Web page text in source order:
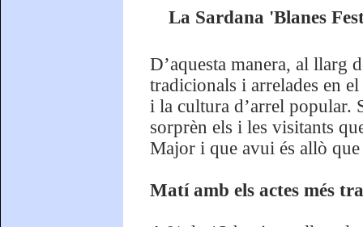
La Sardana 'Blanes
D’aquesta manera, al llarg
tradicionals i arrelades en
i la cultura d’arrel popular.
sorprèn els i les visitants
Major i que avui és allò
Matí amb els actes més